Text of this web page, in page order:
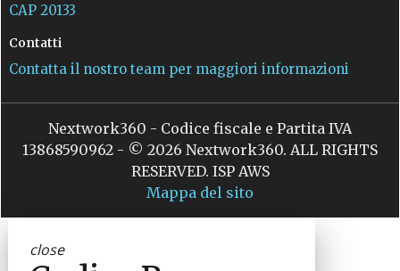
CAP 20133
Contatti
Contatta il nostro team per maggiori informazioni
Nextwork360 - Codice fiscale e Partita IVA
13868590962 - © 2026 Nextwork360. ALL RIGHTS
RESERVED. ISP AWS
Mappa del sito
close